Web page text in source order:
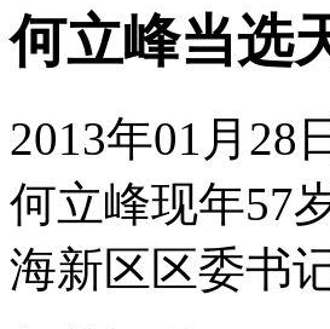
何立峰当选
2013年01月28
何立峰现年57
海新区区委书